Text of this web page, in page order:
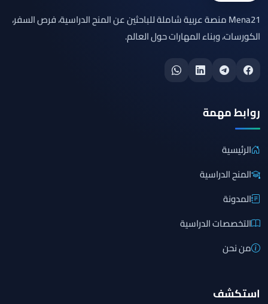
Mena21 منصة عربية شاملة للباحثين عن المنح الدراسية، فرص السفر،
الكورسات، وبناء المهارات حول العالم.
روابط مهمة
الرئيسية
المنح الدراسية
المدونة
التخصصات الدراسية
من نحن
استكشف